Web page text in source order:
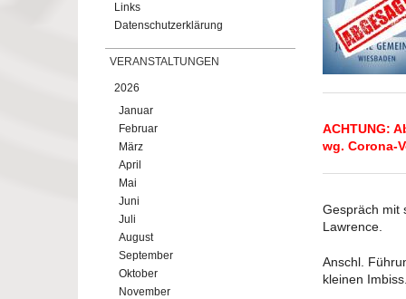
Links
Datenschutzerklärung
VERANSTALTUNGEN
2026
Januar
Februar
März
April
Mai
Juni
Juli
August
September
Oktober
November
ACHTUNG:
wg. Corona-
Gespräch mit
Lawrence.
Anschl.
kleinen